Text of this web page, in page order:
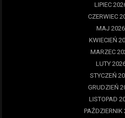
LIPIEC
CZERWIEC
MAJ 2026
KWIECIEŃ
MARZEC
LUTY
STYCZEŃ
GRUDZIEŃ
LISTOPAD
PAŹDZIERNIK